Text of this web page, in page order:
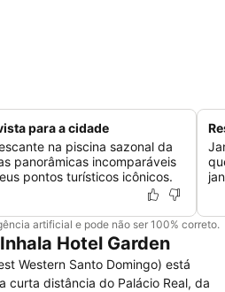
para a cidade
na piscina sazonal da
panorâmicas incomparáveis
pontos turísticos icônicos.
artificial e pode não ser 100% correto.
Hotel Garden
Western Santo Domingo) está
curta distância do Palácio Real, da